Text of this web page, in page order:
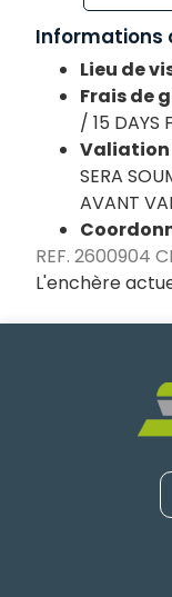
Informations
Lieu de
Frais de
/ 15 DAYS
Valiation
SERA
AVANT
REF. 2600904
L'enchère